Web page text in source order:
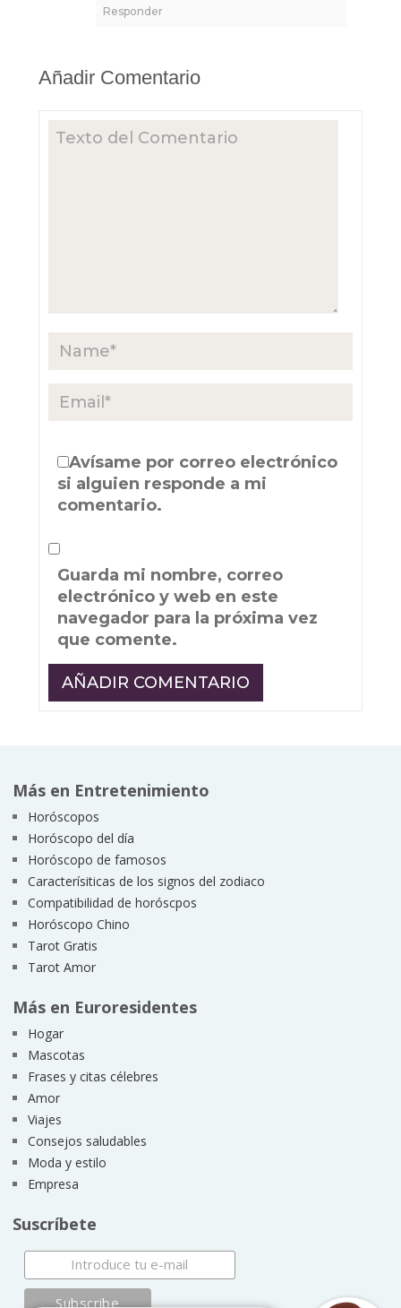
Responder
Añadir Comentario
Avísame por correo electrónico
si alguien responde a mi
comentario.
Guarda mi nombre, correo
electrónico y web en este
navegador para la próxima vez
que comente.
Más en Entretenimiento
Horóscopos
Horóscopo del día
Horóscopo de famosos
Caracterísiticas de los signos del zodiaco
Compatibilidad de horóscpos
Horóscopo Chino
Tarot Gratis
Tarot Amor
Más en Euroresidentes
Hogar
Mascotas
Frases y citas célebres
Amor
Viajes
Consejos saludables
Moda y estilo
Empresa
Suscríbete